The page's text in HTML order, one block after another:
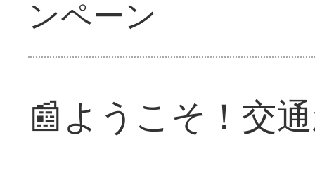
ンペーン
📰ようこそ！交